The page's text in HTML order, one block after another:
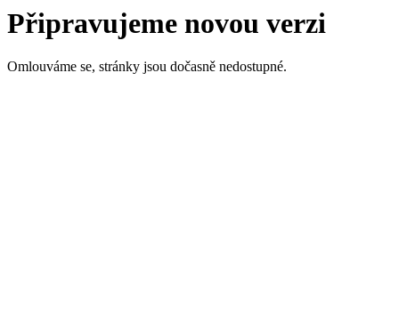
Připravujeme novou verzi
Omlouváme se, stránky jsou dočasně nedostupné.